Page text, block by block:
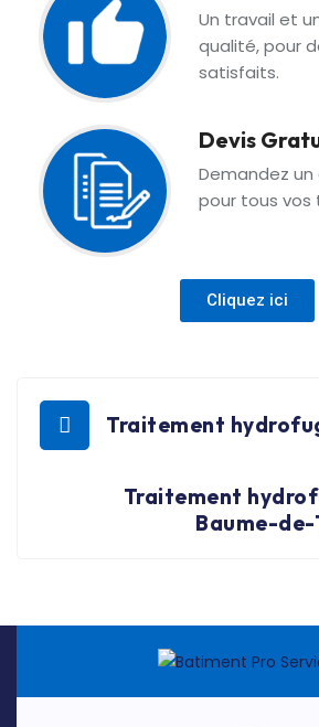
Un travail et
qualité, pour
satisfaits.
Devis
Demandez
pour tous vos
Cliquez ici
Traitement
Traitement
Baume-